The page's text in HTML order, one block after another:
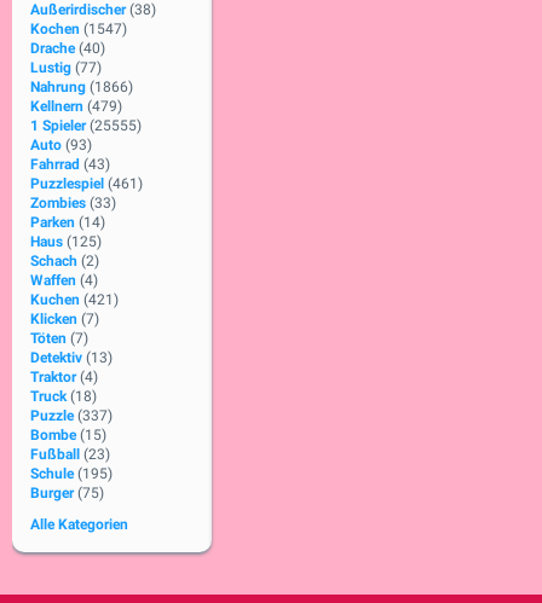
Außerirdischer (38)
Kochen (1547)
Drache (40)
Lustig (77)
Nahrung (1866)
Kellnern (479)
1 Spieler (25555)
Auto (93)
Fahrrad (43)
Puzzlespiel (461)
Zombies (33)
Parken (14)
Haus (125)
Schach (2)
Waffen (4)
Kuchen (421)
Klicken (7)
Töten (7)
Detektiv (13)
Traktor (4)
Truck (18)
Puzzle (337)
Bombe (15)
Fußball
(23)
Schule (195)
Burger (75)
Alle Kategorien